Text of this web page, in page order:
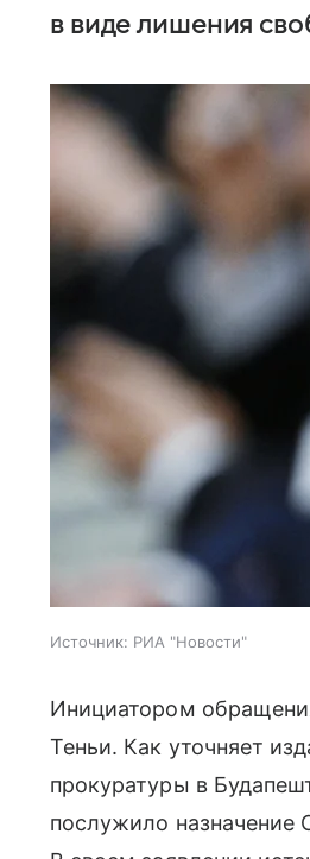
в виде лишения
Источник: РИА "Новости"
Инициатором
Теньи. Как уточняет
прокуратуры в
послужило назначение